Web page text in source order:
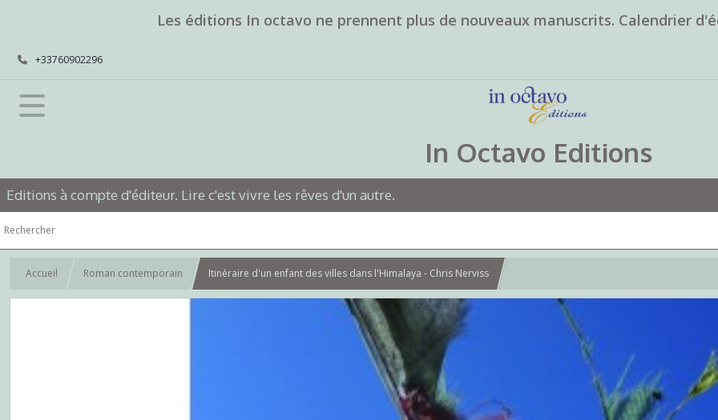
Les éditions In octavo ne prennent plus de nouveaux manuscrits. Calendrier
+33760902296
In Octavo Editions
Editions à compte d'éditeur. Lire c'est vivre les rêves d'un autre.
Accueil Roman contemporain Itinéraire d'un enfant des villes dans l'Himalaya - Chris Nerviss